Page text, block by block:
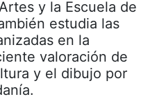
y la Escuela de
estudia las
en la
valoración de
y el dibujo por